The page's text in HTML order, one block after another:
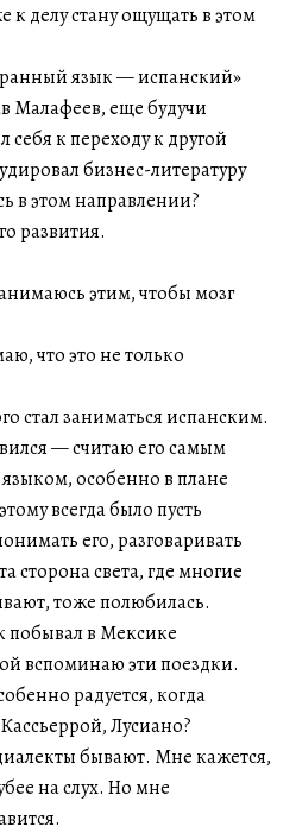
делу стану ощущать в этом
язык — испанский»
Малафеев, еще будучи
себя к переходу к другой
бизнес-литературу
в этом направлении?
развития.
этим, чтобы мозг
что это не только
стал заниматься испанским.
— считаю его самым
особенно в плане
всегда было пусть
его, разговаривать
сторона света, где многие
тоже полюбилась.
побывал в Мексике
вспоминаю эти поездки.
радуется, когда
Лусиано?
бывают. Мне кажется,
на слух. Но мне